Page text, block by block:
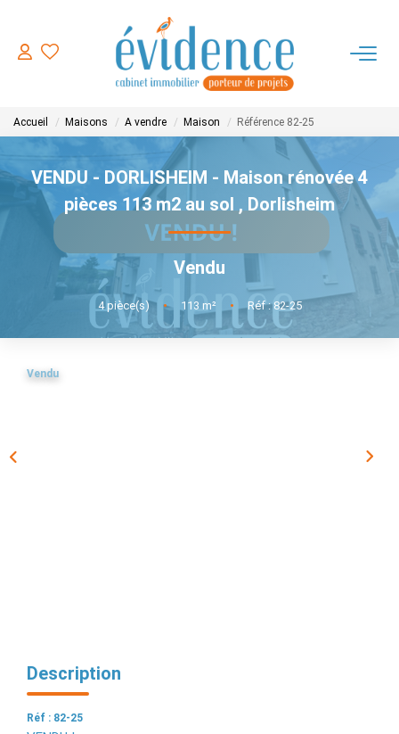
ACHETER
LOUER
ESTIMER
FAIRE GERER
NOTRE AGENCE
Accueil Maisons A vendre Maison Référence 82-25
VENDU - DORLISHEIM - Maison rénovée 4
pièces 113 m2 au sol , Dorlisheim
Vendu
4pièce(s) • 113 m² • Réf : 82-25
Vendu
Description
Réf : 82-25